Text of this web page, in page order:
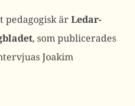
pedagogisk ärLedar-
, som publicerades
Joakim